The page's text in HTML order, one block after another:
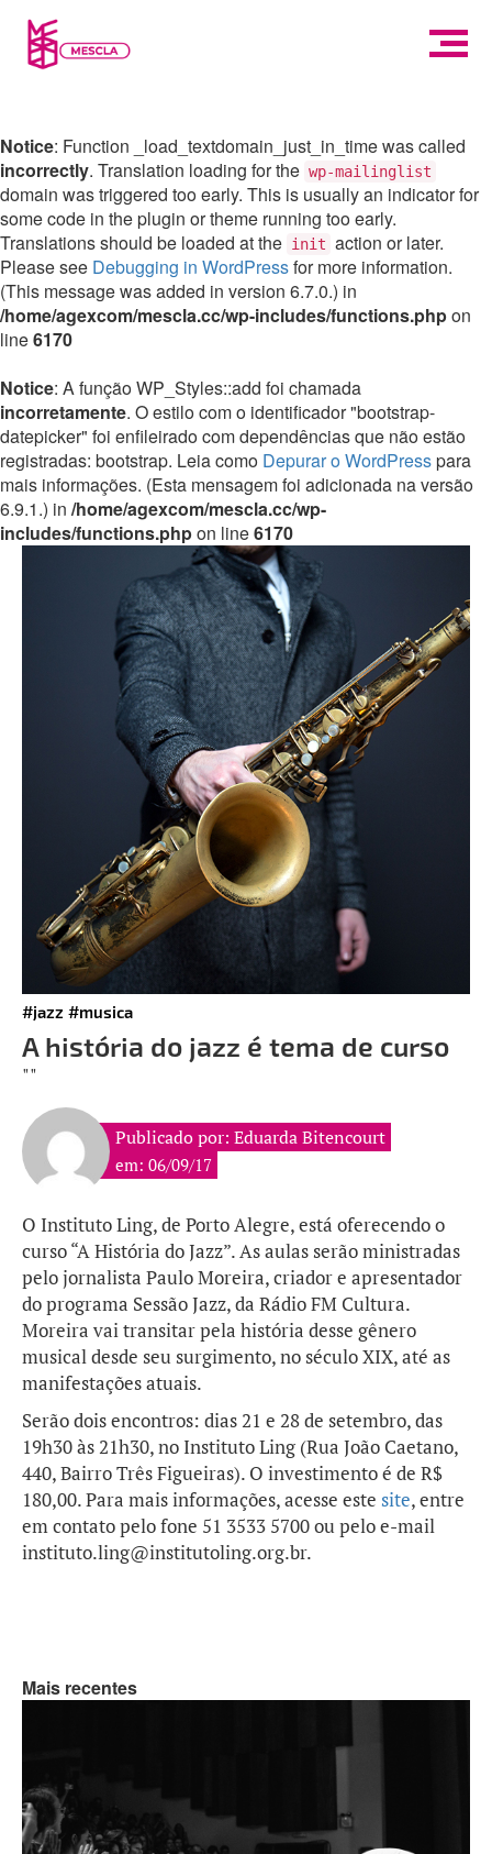
Notice: Function _load_textdomain_just_in_time was called
incorrectly. Translation loading for the wp-mailinglist
domain was triggered too early. This is usually an indicator for
some code in the plugin or theme running too early.
Translations should be loaded at the init action or later.
Please see Debugging in WordPressfor more information.
(This message was added in version 6.7.0.) in
/home/agexcom/mescla.cc/wp-includes/functions.phpon
line6170
Notice: A função WP_Styles::add foi chamada
incorretamente. O estilo com o identificador "bootstrap-
datepicker" foi enfileirado com dependências que não estão
registradas: bootstrap. Leia como Depurar o WordPresspara
mais informações. (Esta mensagem foi adicionada na versão
6.9.1.) in /home/agexcom/mescla.cc/wp-
includes/functions.phpon line6170
#jazz #musica
A história do jazz é tema de curso
""
Publicado por: Eduarda Bitencourt
em: 06/09/17
O Instituto Ling, de Porto Alegre, está oferecendo o
curso “A História do Jazz”. As aulas serão ministradas
pelo jornalista Paulo Moreira, criador e apresentador
do programa Sessão Jazz, da Rádio FM Cultura.
Moreira vai transitar pela história desse gênero
musical desde seu surgimento, no século XIX, até as
manifestações atuais.
Serão dois encontros: dias 21 e 28 de setembro, das
19h30 às 21h30, no Instituto Ling (Rua João Caetano,
440, Bairro Três Figueiras). O investimento é de R$
180,00. Para mais informações, acesse este site, entre
em contato pelo fone 51 3533 5700 ou pelo e-mail
instituto.ling@institutoling.org.br.
Mais recentes